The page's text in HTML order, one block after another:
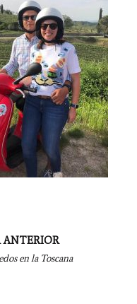
ANTERIOR
en la Toscana